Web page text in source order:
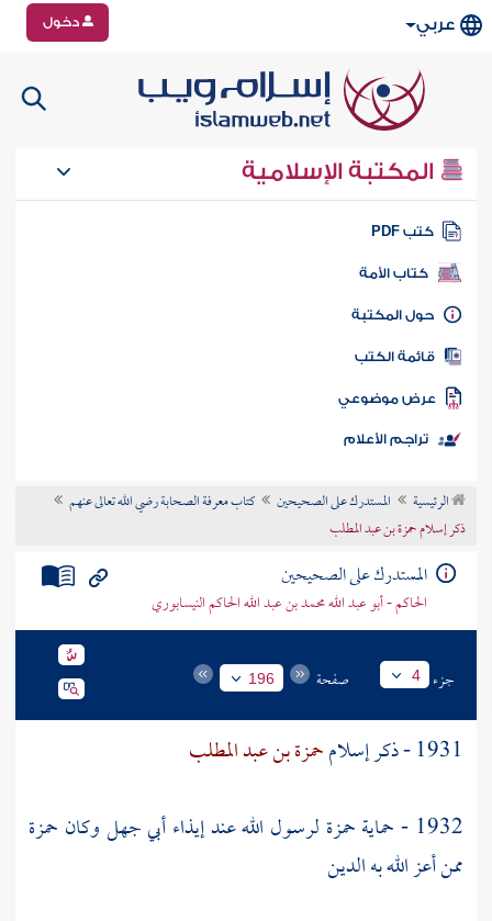
عربي دخول
المكتبة الإسلامية
كتب PDF
كتاب الأمة
المكتبة
الكتب
موضوعي
تراجم الأعلام
الرئيسية المستدرك على الصحيحين
كتاب معرفة الصحابة رضي الله تعالى عنهم
ذكر إسلام حمزة بن عبد المطلب
المستدرك على الصحيحين
الحاكم - أبو عبد الله محمد بن عبد الله الحاكم النيسابوري
جزء 4 صفحة 196
1931 - ذكر إسلام
حمزة بن عبد المطلب
1932 - حماية
حمزة لرسول الله عند إيذاءأبي جهلوكان حمزة
ممن أعز الله به الدين